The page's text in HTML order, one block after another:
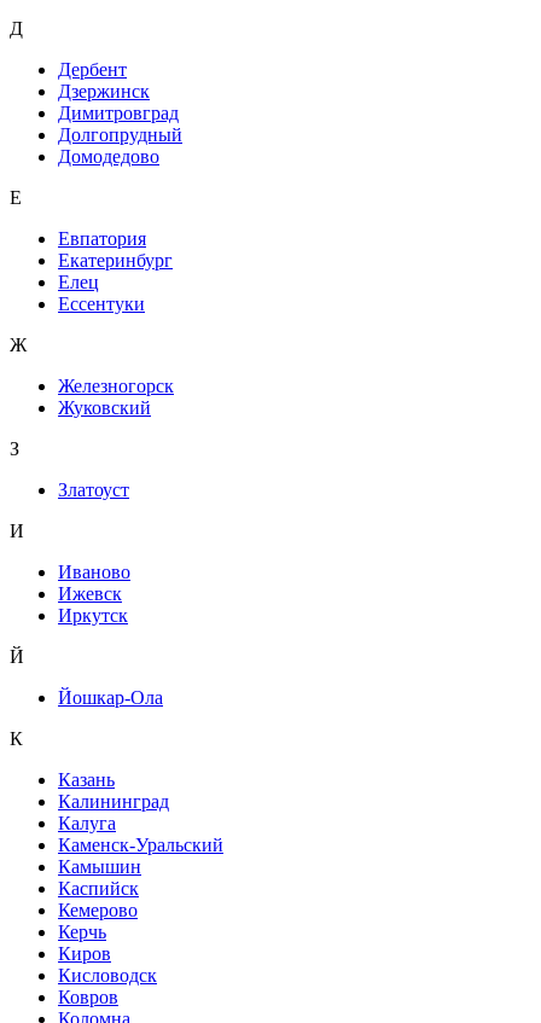
Д
Дербент
Дзержинск
Димитровград
Долгопрудный
Домодедово
Е
Евпатория
Екатеринбург
Елец
Ессентуки
Ж
Железногорск
Жуковский
З
Златоуст
И
Иваново
Ижевск
Иркутск
Й
Йошкар-Ола
К
Казань
Калининград
Калуга
Каменск-Уральский
Камышин
Каспийск
Кемерово
Керчь
Киров
Кисловодск
Ковров
Коломна